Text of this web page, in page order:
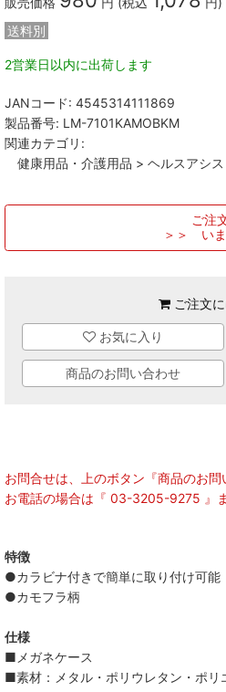
送料別
2営業日以内に出荷します
JANコード: 4545314111869
製品番号: LM-7101KAMOBKM
関連カテゴリ:
健康用品・介護用品 >ヘルスアシ
ご注
＞＞ い
ご注文
お気に入り
商品のお問い合わせ
お問合せは、上のボタン『商品のお
お電話の場合は『 03-3205-9275 』
特徴
●カラビナ付きで簡単に取り付け可能
●カモフラ柄
仕様
■メガネケース
■素材：メタル・ポリウレタン・ポリ